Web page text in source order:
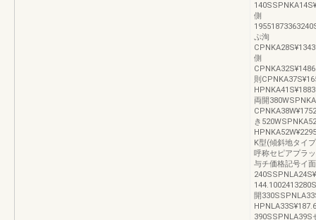
側
ぷ洵
側
則
両開
き
K型(傾斜地タイ
呼称セピアプラ
与チ価格記号イ
開
390SSPNLA39S